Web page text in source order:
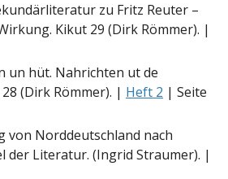
zu Fritz Reuter –
Kikut 29 (Dirk Römmer). |
un hüt. Nahrichten ut de
(Dirk Römmer). | Heft 2 | Seite
von Norddeutschland nach
der Literatur. (Ingrid Straumer). |